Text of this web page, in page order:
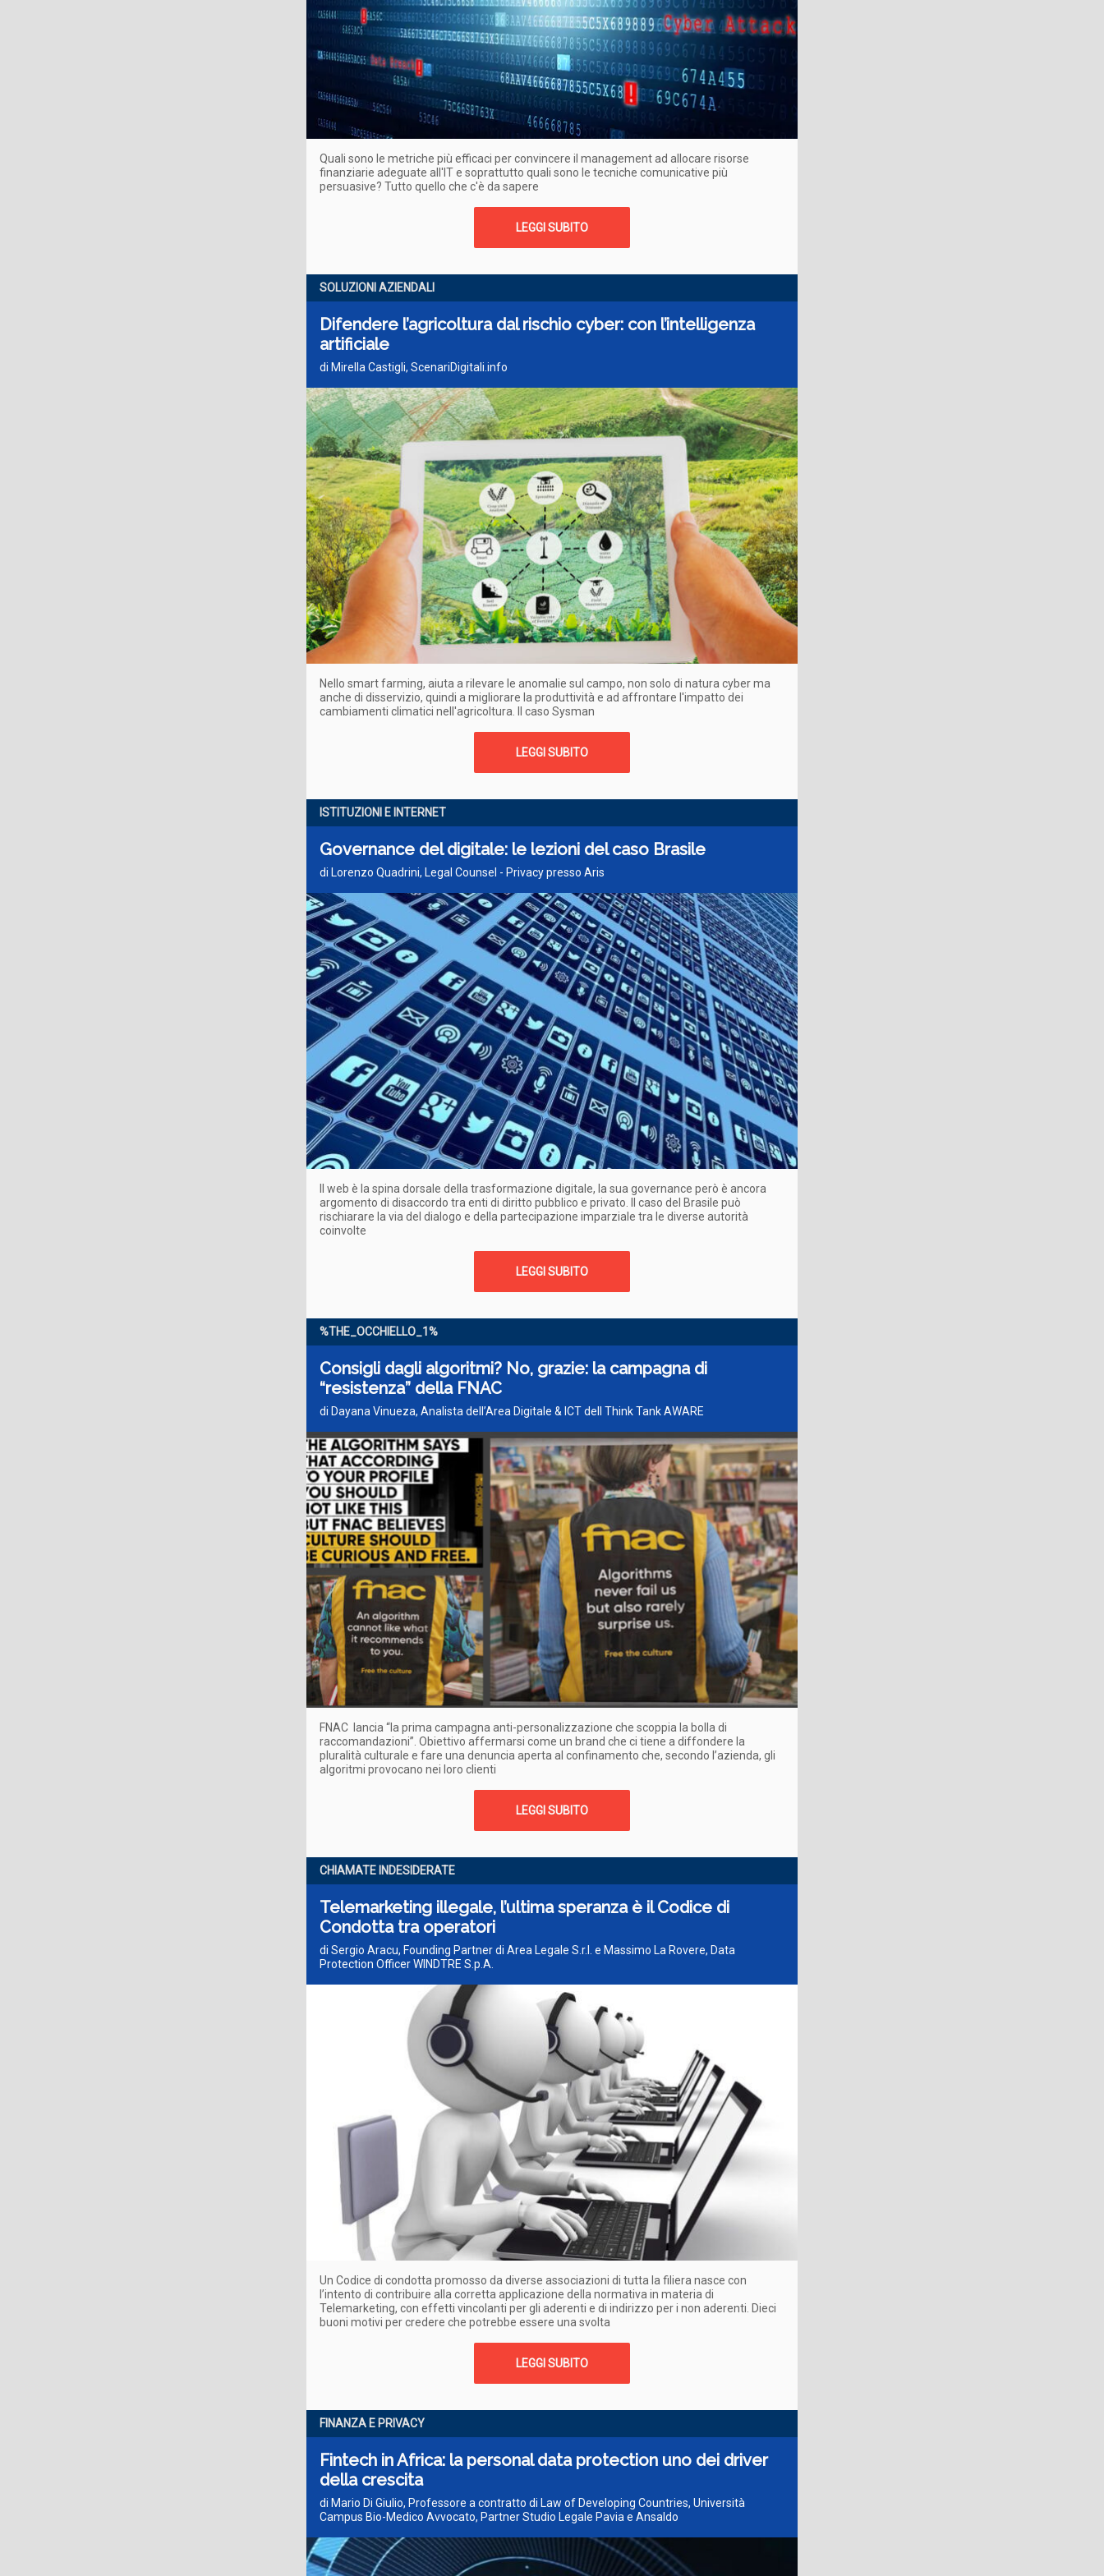
Quali sono le metriche più efficaci per convincere il management ad allocare risorse
finanziarie adeguate all'IT e soprattutto quali sono le tecniche comunicative più
persuasive? Tutto quello che c'è da sapere
LEGGI SUBITO
SOLUZIONI AZIENDALI
Difendere l’agricoltura dal rischio cyber: con l’intelligenza
artificiale
di Mirella Castigli, ScenariDigitali.info
Nello smart farming, aiuta a rilevare le anomalie sul campo, non solo di natura cyber ma
anche di disservizio, quindi a migliorare la produttività e ad affrontare l'impatto dei
cambiamenti climatici nell'agricoltura. Il caso Sysman
LEGGI SUBITO
ISTITUZIONI E INTERNET
Governance del digitale: le lezioni del caso Brasile
di Lorenzo Quadrini, Legal Counsel - Privacy presso Aris
Il web è la spina dorsale della trasformazione digitale, la sua governance però è ancora
argomento di disaccordo tra enti di diritto pubblico e privato. Il caso del Brasile può
rischiarare la via del dialogo e della partecipazione imparziale tra le diverse autorità
coinvolte
LEGGI SUBITO
%THE_OCCHIELLO_1%
Consigli dagli algoritmi? No, grazie: la campagna di
“resistenza” della FNAC
di Dayana Vinueza, Analista dell’Area Digitale & ICT dell Think Tank AWARE
FNAC lancia “la prima campagna anti-personalizzazione che scoppia la bolla di
raccomandazioni”. Obiettivo affermarsi come un brand che ci tiene a diffondere la
pluralità culturale e fare una denuncia aperta al confinamento che, secondo l’azienda, gli
algoritmi provocano nei loro clienti
LEGGI SUBITO
CHIAMATE INDESIDERATE
Telemarketing illegale, l’ultima speranza è il Codice di
Condotta tra operatori
di Sergio Aracu, Founding Partner di Area Legale S.r.l. e Massimo La Rovere, Data
Protection Officer WINDTRE S.p.A.
Un Codice di condotta promosso da diverse associazioni di tutta la filiera nasce con
l’intento di contribuire alla corretta applicazione della normativa in materia di
Telemarketing, con effetti vincolanti per gli aderenti e di indirizzo per i non aderenti. Dieci
buoni motivi per credere che potrebbe essere una svolta
LEGGI SUBITO
FINANZA E PRIVACY
Fintech in Africa: la personal data protection uno dei driver
della crescita
di Mario Di Giulio, Professore a contratto di Law of Developing Countries, Università
Campus Bio-Medico Avvocato, Partner Studio Legale Pavia e Ansaldo